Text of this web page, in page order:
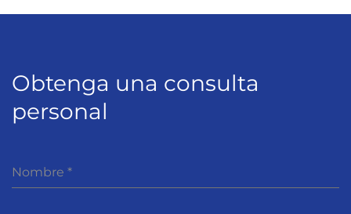
Obtenga una consulta
personal
Nombre *